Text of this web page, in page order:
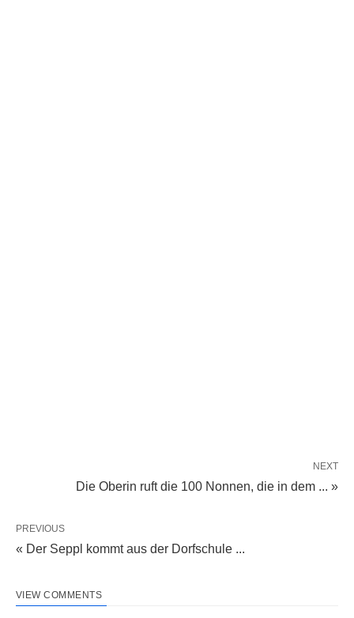
NEXT
Die Oberin ruft die 100 Nonnen, die in dem ... »
PREVIOUS
« Der Seppl kommt aus der Dorfschule ...
VIEW COMMENTS